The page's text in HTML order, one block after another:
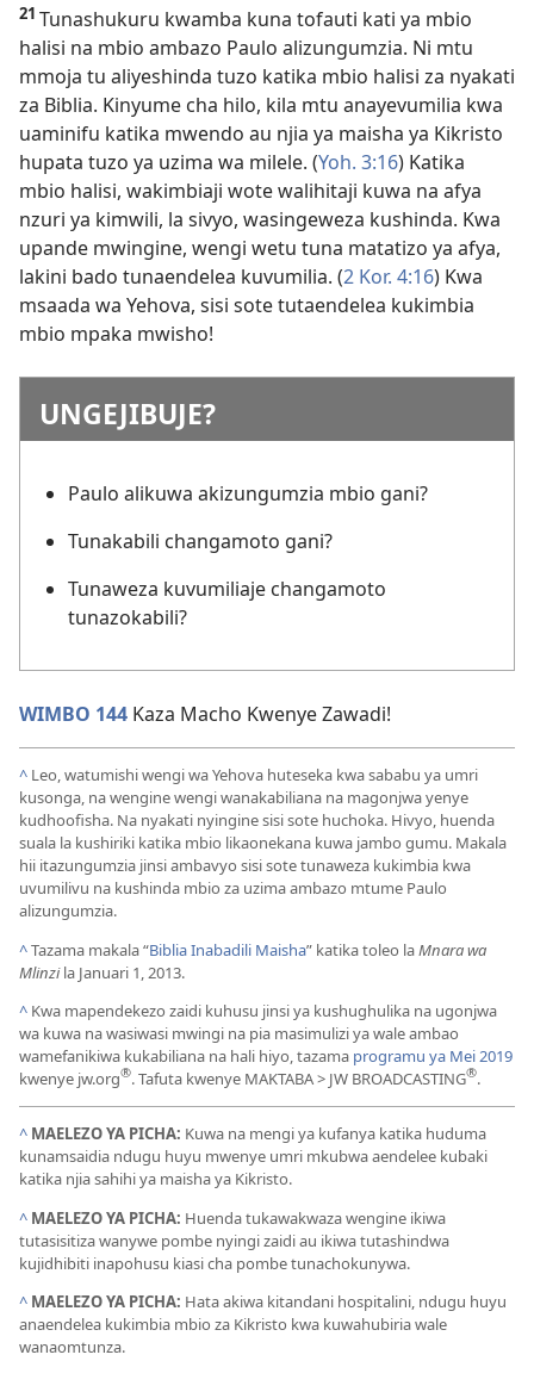
21 Tunashukuru kwamba kuna tofauti kati ya mbio
halisi na mbio ambazo Paulo alizungumzia. Ni mtu
mmoja tu aliyeshinda tuzo katika mbio halisi za nyakati
za Biblia. Kinyume cha hilo, kila mtu anayevumilia kwa
uaminifu katika mwendo au njia ya maisha ya Kikristo
hupata tuzo ya uzima wa milele. (Yoh. 3:16) Katika
mbio halisi, wakimbiaji wote walihitaji kuwa na afya
nzuri ya kimwili, la sivyo, wasingeweza kushinda. Kwa
upande mwingine, wengi wetu tuna matatizo ya afya,
lakini bado tunaendelea kuvumilia. (2 Kor. 4:16) Kwa
msaada wa Yehova, sisi sote tutaendelea kukimbia
mbio mpaka mwisho!
UNGEJIBUJE?
Paulo alikuwa akizungumzia mbio gani?
Tunakabili changamoto gani?
Tunaweza kuvumiliaje changamoto
tunazokabili?
WIMBO 144 Kaza Macho Kwenye Zawadi!
^ Leo, watumishi wengi wa Yehova huteseka kwa sababu ya umri
kusonga, na wengine wengi wanakabiliana na magonjwa yenye
kudhoofisha. Na nyakati nyingine sisi sote huchoka. Hivyo, huenda
suala la kushiriki katika mbio likaonekana kuwa jambo gumu. Makala
hii itazungumzia jinsi ambavyo sisi sote tunaweza kukimbia kwa
uvumilivu na kushinda mbio za uzima ambazo mtume Paulo
alizungumzia.
^Tazama makala “Biblia Inabadili Maisha” katika toleo laMnara wa
Mlinzila Januari 1, 2013.
^ Kwa mapendekezo zaidi kuhusu jinsi ya kushughulika na ugonjwa
wa kuwa na wasiwasi mwingi na pia masimulizi ya wale ambao
wamefanikiwa kukabiliana na hali hiyo, tazama programu ya Mei 2019
kwenye jw.org®. Tafuta kwenye MAKTABA > JW BROADCASTING®.
^ MAELEZO YA PICHA: Kuwa na mengi ya kufanya katika huduma
kunamsaidia ndugu huyu mwenye umri mkubwa aendelee kubaki
katika njia sahihi ya maisha ya Kikristo.
^ MAELEZO YA PICHA: Huenda tukawakwaza wengine ikiwa
tutasisitiza wanywe pombe nyingi zaidi au ikiwa tutashindwa
kujidhibiti inapohusu kiasi cha pombe tunachokunywa.
^ MAELEZO YA PICHA: Hata akiwa kitandani hospitalini, ndugu huyu
anaendelea kukimbia mbio za Kikristo kwa kuwahubiria wale
wanaomtunza.